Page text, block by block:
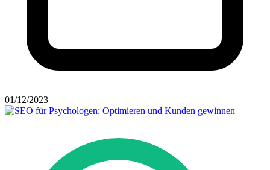
01/12/2023